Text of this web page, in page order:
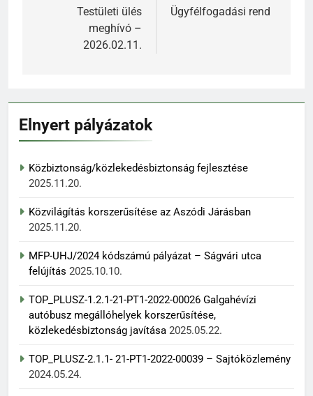
navigációTestületi ülés
meghívó –
2026.02.11.
Ügyfélfogadási rend
Elnyert pályázatok
Közbiztonság/közlekedésbiztonság fejlesztése
2025.11.20.
Közvilágítás korszerűsítése az Aszódi Járásban
2025.11.20.
MFP-UHJ/2024 kódszámú pályázat – Ságvári utca
felújítás 2025.10.10.
TOP_PLUSZ-1.2.1-21-PT1-2022-00026 Galgahévízi
autóbusz megállóhelyek korszerűsítése,
közlekedésbiztonság javítása 2025.05.22.
TOP_PLUSZ-2.1.1- 21-PT1-2022-00039 – Sajtóközlemény
2024.05.24.